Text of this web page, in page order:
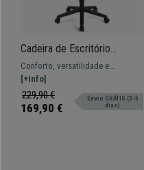
Cadeira de Escritório
PANDORA PELE, Encosto
Ajustável em Malha, Bom
Acolchoado, Cinza
Conforto, versatilidade e
amplitude a um preço imbatível.
Este modelo oferece um equilíbrio
excelente para o seu dia a dia.
Várias cores e materiais
[+Info]
229,90 €
169,90 €
Envio GRÁTIS (3-5
dias)